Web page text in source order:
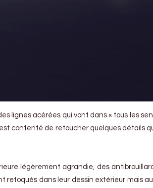
lignes acérées qui vont dans « tous les
contenté de retoucher quelques détails
légèrement agrandie, des
retoqués dans leur dessin extérieur mais